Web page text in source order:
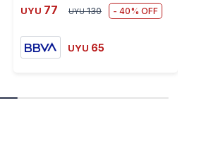
UYU 77 UYU 130 40
UYU 65